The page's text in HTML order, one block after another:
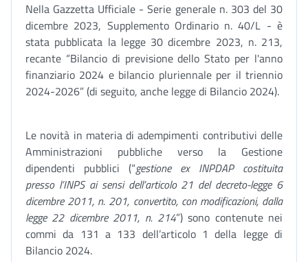
Nella Gazzetta Ufficiale - Serie generale n. 303 del 30
dicembre 2023, Supplemento Ordinario n. 40/L - è
stata pubblicata la legge 30 dicembre 2023, n. 213,
recante “Bilancio di previsione dello Stato per l'anno
finanziario 2024 e bilancio pluriennale per il triennio
2024-2026” (di seguito, anche legge di Bilancio 2024).
Le novità in materia di adempimenti contributivi delle
Amministrazioni pubbliche verso la Gestione
dipendenti pubblici (“gestione ex INPDAP costituita
presso l’INPS ai sensi dell’articolo 21 del decreto-legge 6
dicembre 2011, n. 201, convertito, con modificazioni, dalla
legge 22 dicembre 2011, n. 214”) sono contenute nei
commi da 131 a 133 dell’articolo 1 della legge di
Bilancio 2024.